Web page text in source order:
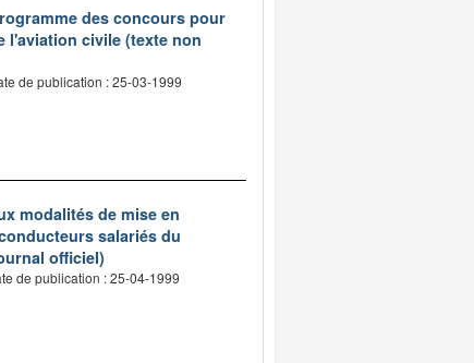
des concours pour
l'aviation civile (texte non
de publication : 25-03-1999
modalités de mise en
salariés du
officiel)
de publication : 25-04-1999